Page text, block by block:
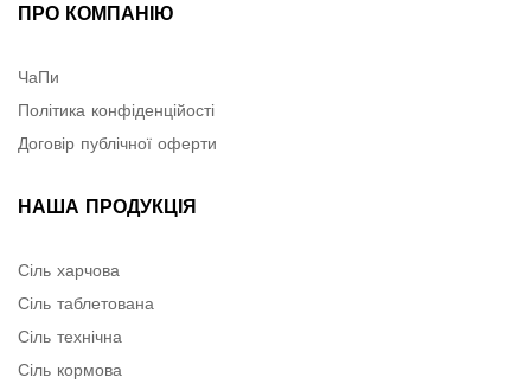
ПРО КОМПАНІЮ
ЧаПи
Політика конфіденційості
Договір публічної оферти
НАША ПРОДУКЦІЯ
Сіль харчова
Сіль таблетована
Сіль технічна
Сіль кормова